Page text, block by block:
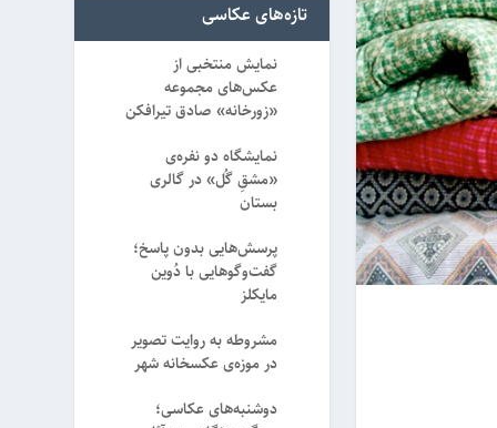
معرفی
عکاس(156)
نقد و بررسی(65)
تازه‌های عکاسی
نمایش منتخبی از
عکس‌های مجموعه
«زورخانه» صادق تیرافکن
نمایشگاه دو نفره‌ی
«مشقِ گُل» در گالری
بستان
پرسش‌هایی بدون پاسخ؛
گفت‌وگوهایی با دُوین
مایکلز
مشروطه به روایت تصویر
در موزه‌ی عکسخانه شهر
دوشنبه‌های عکاسی؛